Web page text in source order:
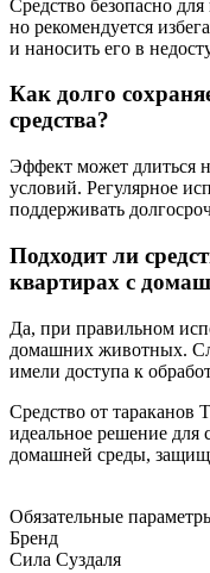
Средство безопасно
но рекомендуется
и наносить его в
Как долго
средства?
Эффект может длиться
условий. Регулярное
поддерживать
Подходит ли
квартирах с
Да, при правильном
домашних животных.
имели доступа к
Средство от тараканов
идеальное решение для
домашней среды,
Обязательные
Бренд
Сила Суздаля